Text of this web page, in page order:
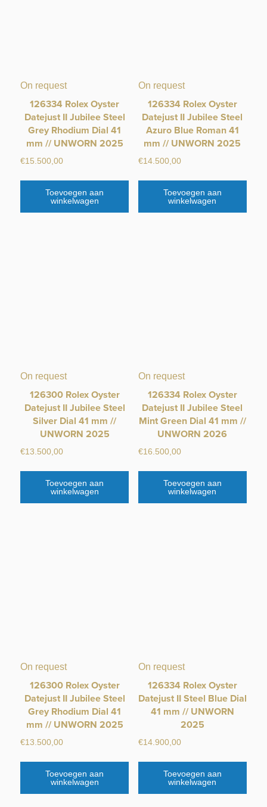
On request
126334 Rolex Oyster
Datejust II Jubilee Steel
Grey Rhodium Dial 41
mm // UNWORN 2025
€15.500,00
Toevoegen aan
winkelwagen
On request
126334 Rolex Oyster
Datejust II Jubilee Steel
Azuro Blue Roman 41
mm // UNWORN 2025
€14.500,00
Toevoegen aan
winkelwagen
On request
126300 Rolex Oyster
Datejust II Jubilee Steel
Silver Dial 41 mm //
UNWORN 2025
€13.500,00
Toevoegen aan
winkelwagen
On request
126334 Rolex Oyster
Datejust II Jubilee Steel
Mint Green Dial 41 mm //
UNWORN 2026
€16.500,00
Toevoegen aan
winkelwagen
On request
126300 Rolex Oyster
Datejust II Jubilee Steel
Grey Rhodium Dial 41
mm // UNWORN 2025
€13.500,00
Toevoegen aan
winkelwagen
On request
126334 Rolex Oyster
Datejust II Steel Blue Dial
41 mm // UNWORN
2025
€14.900,00
Toevoegen aan
winkelwagen